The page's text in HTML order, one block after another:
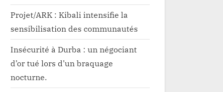
Projet/ARK : Kibali intensifie la
sensibilisation des communautés
Insécurité à Durba : un négociant
d’or tué lors d’un braquage
nocturne.